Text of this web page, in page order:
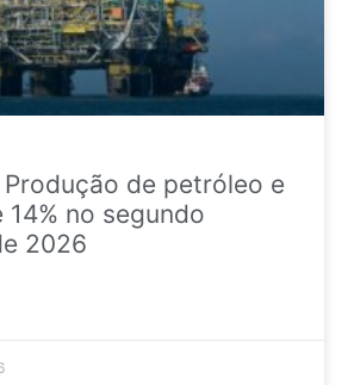
de petróleo e
14% no segundo
2026